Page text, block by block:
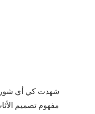
شهدت كي أي
مفهوم تصميم